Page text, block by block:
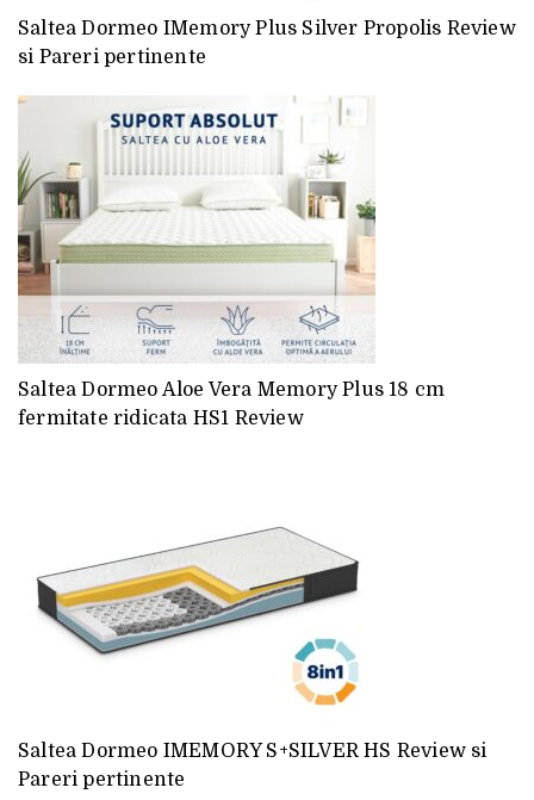
Saltea Dormeo IMemory Plus Silver Propolis Review
si Pareri pertinente
Saltea Dormeo Aloe Vera Memory Plus 18 cm
fermitate ridicata HS1 Review
Saltea Dormeo IMEMORY S+SILVER HS Review si
Pareri pertinente